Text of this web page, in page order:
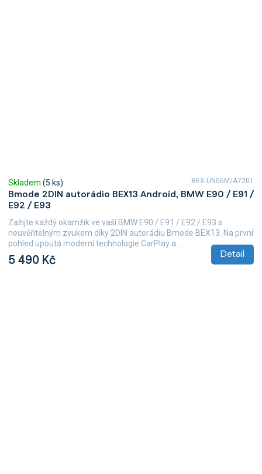
Bmode 2DIN autorádio BEX13 Android, BMW E90 / E91 /
E92 / E93
Skladem (5 ks)
5 490 Kč Detail
Zažijte každý okamžik ve vaší BMW E90 / E91 / E92 / E93 s
neuvěřitelným zvukem díky 2DIN autorádiu Bmode BEX13. Na první
pohled upoutá moderní technologie CarPlay a...
BEX-UN06M/A7201